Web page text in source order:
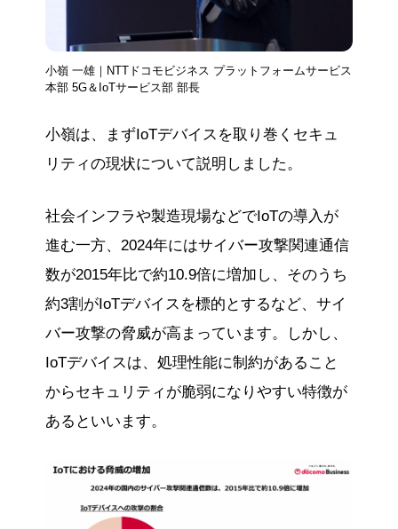
小嶺 一雄｜NTTドコモビジネス プラットフォームサービス
本部 5G＆IoTサービス部 部長
小嶺は、まずIoTデバイスを取り巻くセキュ
リティの現状について説明しました。
社会インフラや製造現場などでIoTの導入が
進む一方、2024年にはサイバー攻撃関連通信
数が2015年比で約10.9倍に増加し、そのうち
約3割がIoTデバイスを標的とするなど、サイ
バー攻撃の脅威が高まっています。しかし、
IoTデバイスは、処理性能に制約があること
からセキュリティが脆弱になりやすい特徴が
あるといいます。